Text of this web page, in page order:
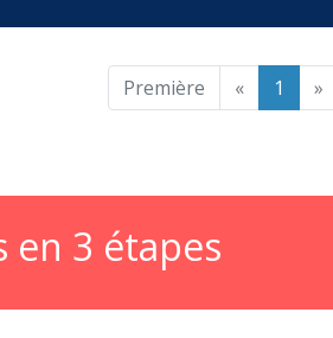
Première « 1 »
3 étapes